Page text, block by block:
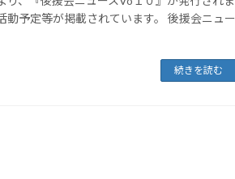
動予定等が掲載されています。 後援会ニュー
続きを読む